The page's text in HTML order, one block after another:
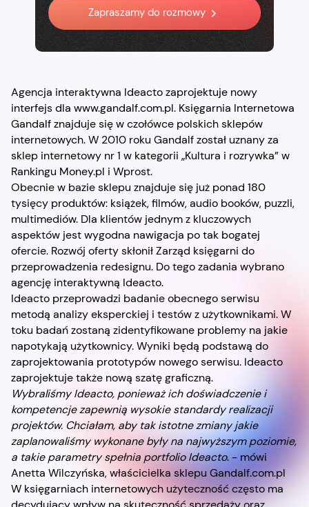
Zapraszamy do rozmowy
Agencja interaktywna Ideacto zaprojektuje nowy
interfejs dla www.gandalf.com.pl. Księgarnia Internetowa
Gandalf znajduje się w czołówce polskich sklepów
internetowych. W 2010 roku Gandalf został uznany za
sklep internetowy nr 1 w kategorii „Kultura i rozrywka” w
Rankingu Money.pl i Wprost.
Obecnie w bazie sklepu znajduje się już ponad 180
tysięcy produktów: książek, filmów, audio booków, puzzli,
multimediów. Dla klientów jednym z kluczowych
aspektów jest wygodna nawigacja po tak bogatej
ofercie. Rozwój oferty skłonił Zarząd księgarni do
przeprowadzenia redesignu. Do tego zadania wybrano
agencję interaktywną Ideacto.
Ideacto przeprowadzi badanie obecnego serwisu
metodą analizy eksperckiej i testów z użytkownikami. W
toku badań zostaną zidentyfikowane problemy na jakie
napotykają użytkownicy. Wyniki będą podstawą do
zaprojektowania prototypów nowego serwisu. Ideacto
zaprojektuje także nową szatę graficzną.
Wybraliśmy Ideacto, ponieważ ich doświadczenie i
kompetencje zapewnią wysokie standardy realizacji
projektów. Chciałam, aby tak istotne zmiany jakie
zaplanowaliśmy wykonane były na najwyższym poziomie,
a takie parametry spełnia portfolio Ideacto. - mówi
Anetta Wilczyńska, właścicielka sklepu Gandalf.com.pl
W księgarniach internetowych użyteczność często ma